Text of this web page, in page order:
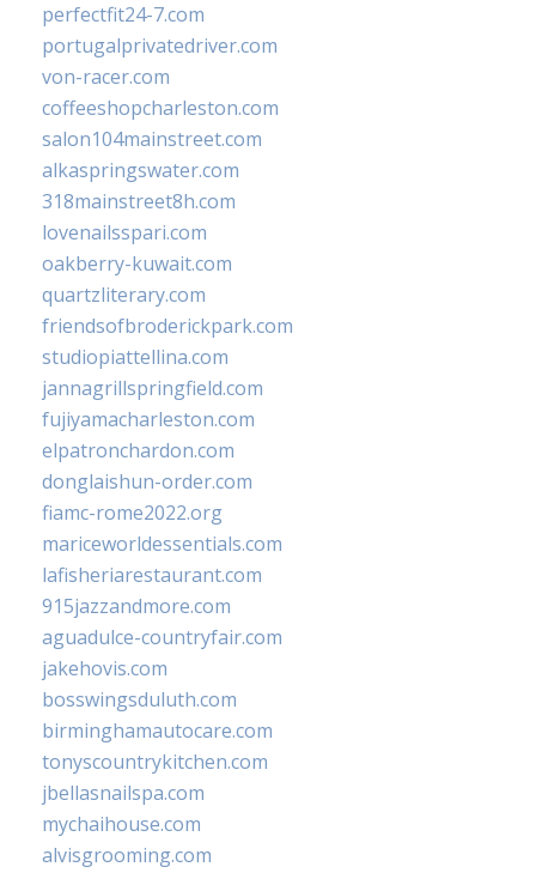
perfectfit24-7.com
portugalprivatedriver.com
von-racer.com
coffeeshopcharleston.com
salon104mainstreet.com
alkaspringswater.com
318mainstreet8h.com
lovenailsspari.com
oakberry-kuwait.com
quartzliterary.com
friendsofbroderickpark.com
studiopiattellina.com
jannagrillspringfield.com
fujiyamacharleston.com
elpatronchardon.com
donglaishun-order.com
fiamc-rome2022.org
mariceworldessentials.com
lafisheriarestaurant.com
915jazzandmore.com
aguadulce-countryfair.com
jakehovis.com
bosswingsduluth.com
birminghamautocare.com
tonyscountrykitchen.com
jbellasnailspa.com
mychaihouse.com
alvisgrooming.com